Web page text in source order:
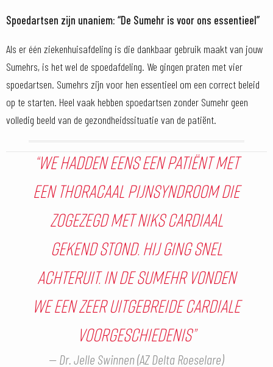
Spoedartsen zijn unaniem: “De Sumehr is voor ons essentieel”
Als er één ziekenhuisafdeling is die dankbaar gebruik maakt van jouw
Sumehrs, is het wel de spoedafdeling. We gingen praten met vier
spoedartsen. Sumehrs zijn voor hen essentieel om een correct beleid
op te starten. Heel vaak hebben spoedartsen zonder Sumehr geen
volledig beeld van de gezondheidssituatie van de patiënt.
“We hadden eens een patiënt met
een thoracaal pijnsyndroom die
zogezegd met niks cardiaal
gekend stond. Hij ging snel
achteruit. In de Sumehr vonden
we een zeer uitgebreide cardiale
voorgeschiedenis”
Dr. Jelle Swinnen (AZ Delta Roeselare)